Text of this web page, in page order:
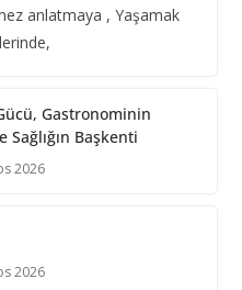
anlatmaya , Yaşamak
Gastronominin
Sağlığın Başkenti
2026
2026